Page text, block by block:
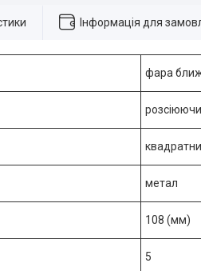
Інформація для
фара
метал
108 (мм)
5